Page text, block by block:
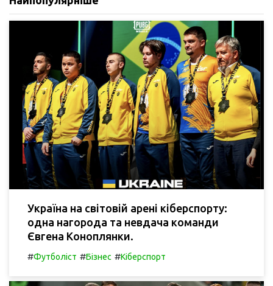
Україна на світовій арені кіберспорту:
одна нагорода та невдача команди
Євгена Коноплянки.
#Футболіст #Бізнес #Кіберспорт